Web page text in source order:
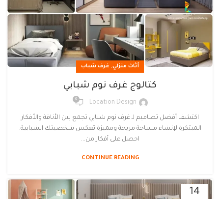
أثاث منزلي, غرف شباب
كتالوج غرف نوم شبابي
Location Design
0
اكتشف أفضل تصاميم لـ غرف نوم شبابي تجمع بين الأناقة والأفكار
المبتكرة لإنشاء مساحة مريحة ومميزة تعكس شخصيتك الشبابية.
احصل على أفكار من...
CONTINUE READING
14